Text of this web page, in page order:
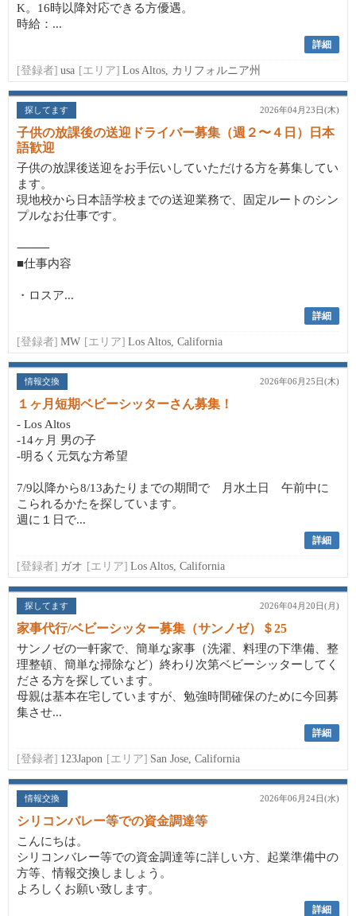
K。16時以降対応できる方優遇。
時給：...
詳細
[登録者] usa [エリア] Los Altos, カリフォルニア州
探してます 2026年04月23日(木)
子供の放課後の送迎ドライバー募集（週２〜４日）日本
語歓迎
子供の放課後送迎をお手伝いしていただける方を募集してい
ます。
現地校から日本語学校までの送迎業務で、固定ルートのシン
プルなお仕事です。
⸻
■仕事内容
・ロスア...
詳細
[登録者] MW [エリア] Los Altos, California
情報交換 2026年06月25日(木)
１ヶ月短期ベビーシッターさん募集！
- Los Altos
-14ヶ月 男の子
-明るく元気な方希望
7/9以降から8/13あたりまでの期間で 月水土日 午前中に
こられるかたを探しています。
週に１日で...
詳細
[登録者] ガオ [エリア] Los Altos, California
探してます 2026年04月20日(月)
家事代行/ベビーシッター募集（サンノゼ）＄25
サンノゼの一軒家で、簡単な家事（洗濯、料理の下準備、整
理整頓、簡単な掃除など）終わり次第ベビーシッターしてく
ださる方を探しています。
母親は基本在宅していますが、勉強時間確保のために今回募
集させ...
詳細
[登録者] 123Japon [エリア] San Jose, California
情報交換 2026年06月24日(水)
シリコンバレー等での資金調達等
こんにちは。
シリコンバレー等での資金調達等に詳しい方、起業準備中の
方等、情報交換しましょう。
よろしくお願い致します。
詳細